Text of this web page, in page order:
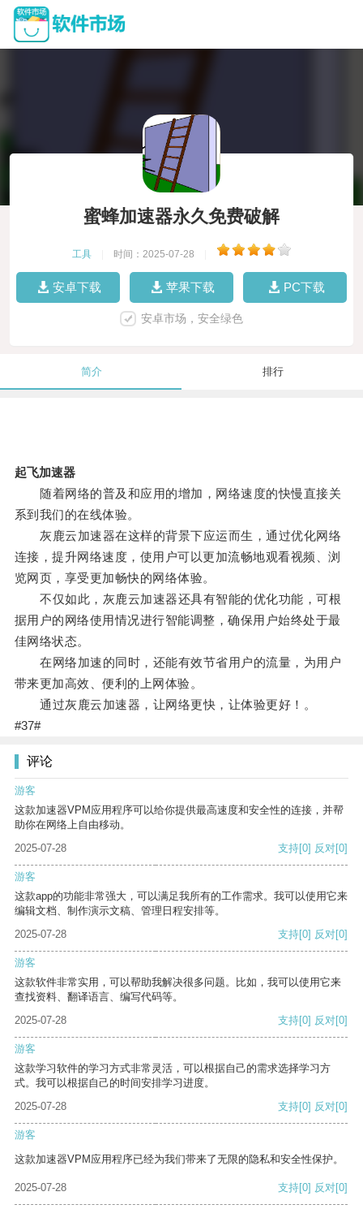
蜜蜂加速器永久免费破解
工具 时间：2025-07-28
安卓下载 苹果下载 PC下载
安卓市场，安全绿色
简介 排行
起飞加速器
随着网络的普及和应用的增加，网络速度的快慢直接关
系到我们的在线体验。
灰鹿云加速器在这样的背景下应运而生，通过优化网络
连接，提升网络速度，使用户可以更加流畅地观看视频、浏
览网页，享受更加畅快的网络体验。
不仅如此，灰鹿云加速器还具有智能的优化功能，可根
据用户的网络使用情况进行智能调整，确保用户始终处于最
佳网络状态。
在网络加速的同时，还能有效节省用户的流量，为用户
带来更加高效、便利的上网体验。
通过灰鹿云加速器，让网络更快，让体验更好！。
#37#
评论
游客
这款加速器VPM应用程序可以给你提供最高速度和安全性的连接，并帮
助你在网络上自由移动。
2025-07-28
支持[0] 反对[0]
游客
这款app的功能非常强大，可以满足我所有的工作需求。我可以使用它来
编辑文档、制作演示文稿、管理日程安排等。
2025-07-28
支持[0] 反对[0]
游客
这款软件非常实用，可以帮助我解决很多问题。比如，我可以使用它来
查找资料、翻译语言、编写代码等。
2025-07-28
支持[0] 反对[0]
游客
这款学习软件的学习方式非常灵活，可以根据自己的需求选择学习方
式。我可以根据自己的时间安排学习进度。
2025-07-28
支持[0] 反对[0]
游客
这款加速器VPM应用程序已经为我们带来了无限的隐私和安全性保护。
2025-07-28 支持[0] 反对[0]